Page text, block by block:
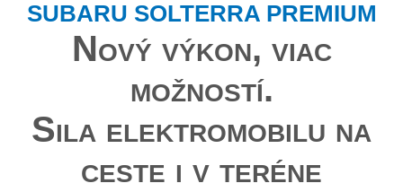
SUBARU SOLTERRA PREMIUM
Nový výkon, viac
možností.
Sila elektromobilu na
ceste i v teréne